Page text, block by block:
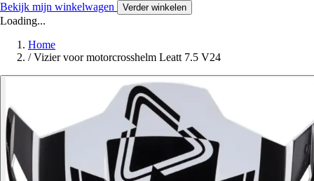
Bekijk mijn winkelwagen Verder winkelen
Loading...
Home
/ Vizier voor motorcrosshelm Leatt 7.5 V24